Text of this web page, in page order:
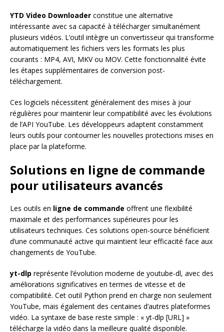
YTD Video Downloader constitue une alternative
intéressante avec sa capacité à télécharger simultanément
plusieurs vidéos. L’outil intègre un convertisseur qui transforme
automatiquement les fichiers vers les formats les plus
courants : MP4, AVI, MKV ou MOV. Cette fonctionnalité évite
les étapes supplémentaires de conversion post-
téléchargement.
Ces logiciels nécessitent généralement des mises à jour
régulières pour maintenir leur compatibilité avec les évolutions
de l’API YouTube. Les développeurs adaptent constamment
leurs outils pour contourner les nouvelles protections mises en
place par la plateforme.
Solutions en ligne de commande
pour utilisateurs avancés
Les outils en ligne de commande offrent une flexibilité
maximale et des performances supérieures pour les
utilisateurs techniques. Ces solutions open-source bénéficient
d’une communauté active qui maintient leur efficacité face aux
changements de YouTube.
yt-dlp représente l’évolution moderne de youtube-dl, avec des
améliorations significatives en termes de vitesse et de
compatibilité. Cet outil Python prend en charge non seulement
YouTube, mais également des centaines d’autres plateformes
vidéo. La syntaxe de base reste simple : « yt-dlp [URL] »
télécharge la vidéo dans la meilleure qualité disponible.